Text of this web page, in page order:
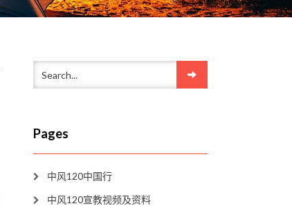
Pages
中风120中国行
中风120宣教视频及资料